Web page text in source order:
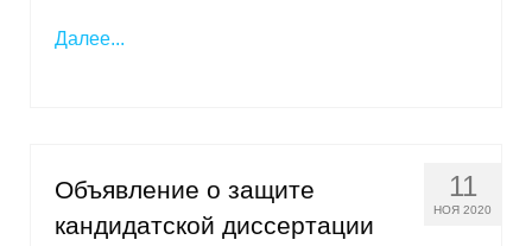
Далее...
11
НОЯ 2020
Объявление о защите
кандидатской диссертации